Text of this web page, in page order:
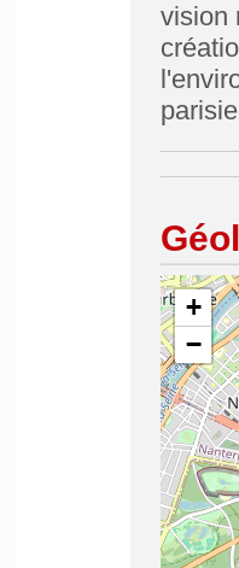
vision
+
−